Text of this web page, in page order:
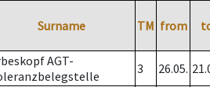
Surname TM from
AGT-
3 26.05.